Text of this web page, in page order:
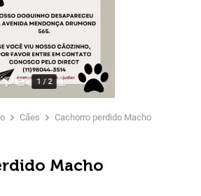
1/2
Cães
Cachorro perdido Macho
Macho